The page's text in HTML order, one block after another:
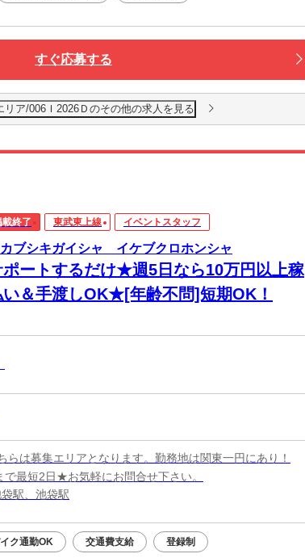
すぐ応募する
ア/006Ｉ2026Ｄのその他の求人を見る
終了 東武東上線 イベントスタッフ
ブシキガイシャ イケブクロホンシャ
ートするだけ★週5日なら10万円以上稼
＆手渡しOK★[年齢不問]短期OK！
は募集エリアとなります。勤務地は関東一円にあり！
で最短2日★お気軽にお問合せ下さい。
駅、池袋駅
ク通勤OK 交通費支給 登録制